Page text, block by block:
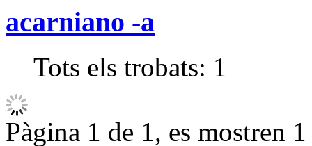
acarniano -a
Tots els trobats: 1
Pàgina 1 de 1, es mostren